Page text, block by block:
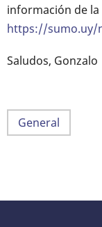
información de
https://sumo.uy/
Saludos, Gonzalo
General